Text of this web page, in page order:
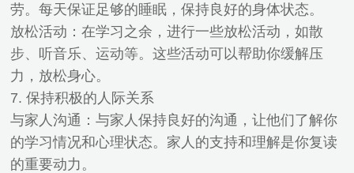
劳。每天保证足够的睡眠，保持良好的身体状态。
放松活动：在学习之余，进行一些放松活动，如散
步、听音乐、运动等。这些活动可以帮助你缓解压
力，放松身心。
7. 保持积极的人际关系
与家人沟通：与家人保持良好的沟通，让他们了解你
的学习情况和心理状态。家人的支持和理解是你复读
的重要动力。